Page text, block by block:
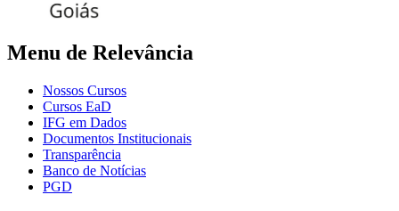
Menu de Relevância
Nossos Cursos
Cursos EaD
IFG em Dados
Documentos Institucionais
Transparência
Banco de Notícias
PGD